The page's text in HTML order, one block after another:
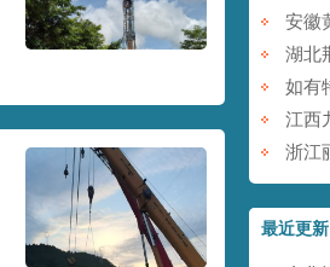
最近更新